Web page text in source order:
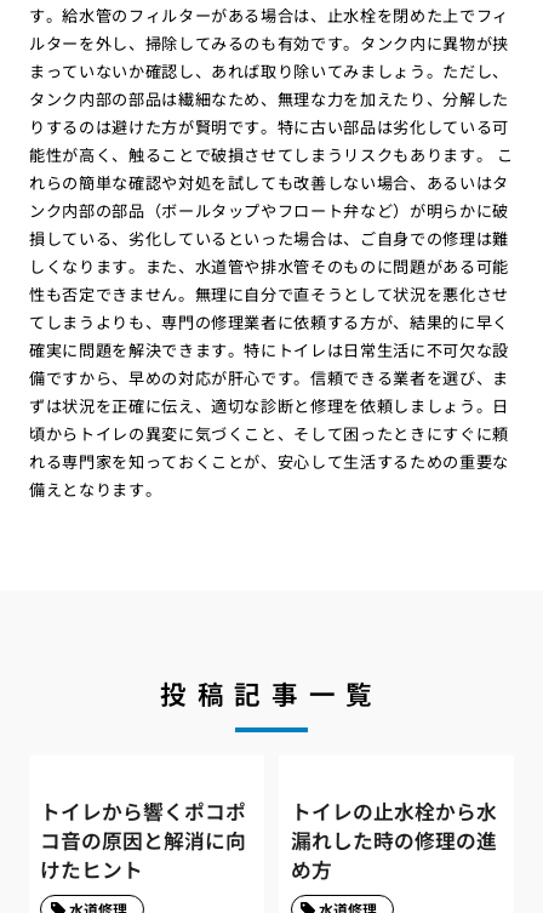
す。給水管のフィルターがある場合は、止水栓を閉めた上でフィ
ルターを外し、掃除してみるのも有効です。タンク内に異物が挟
まっていないか確認し、あれば取り除いてみましょう。ただし、
タンク内部の部品は繊細なため、無理な力を加えたり、分解した
りするのは避けた方が賢明です。特に古い部品は劣化している可
能性が高く、触ることで破損させてしまうリスクもあります。 こ
れらの簡単な確認や対処を試しても改善しない場合、あるいはタ
ンク内部の部品（ボールタップやフロート弁など）が明らかに破
損している、劣化しているといった場合は、ご自身での修理は難
しくなります。また、水道管や排水管そのものに問題がある可能
性も否定できません。無理に自分で直そうとして状況を悪化させ
てしまうよりも、専門の修理業者に依頼する方が、結果的に早く
確実に問題を解決できます。特にトイレは日常生活に不可欠な設
備ですから、早めの対応が肝心です。信頼できる業者を選び、ま
ずは状況を正確に伝え、適切な診断と修理を依頼しましょう。日
頃からトイレの異変に気づくこと、そして困ったときにすぐに頼
れる専門家を知っておくことが、安心して生活するための重要な
備えとなります。
投稿記事一覧
トイレから響くポコポ
コ音の原因と解消に向
けたヒント
トイレの止水栓から水
漏れした時の修理の進
め方